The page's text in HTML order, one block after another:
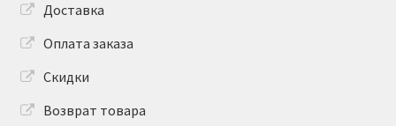
Доставка
Оплата заказа
Скидки
Возврат товара